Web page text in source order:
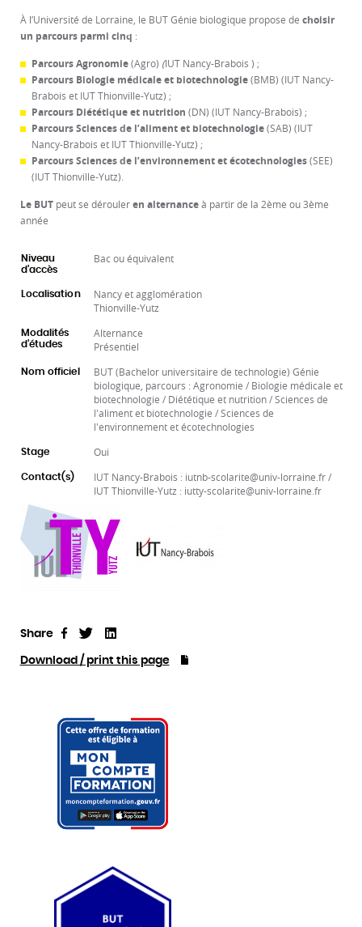
À l’Université de Lorraine, le BUT Génie biologique propose de choisir
un parcours parmi cinq :
Parcours Agronomie(Agro) (IUT Nancy-Brabois ) ;
Parcours Biologie médicale et biotechnologie(BMB) (IUT Nancy-
Brabois et IUT Thionville-Yutz) ;
Parcours Diététique et nutrition (DN) (IUT Nancy-Brabois) ;
Parcours Sciences de l’aliment et biotechnologie(SAB) (IUT
Nancy-Brabois et IUT Thionville-Yutz) ;
Parcours Sciences de l’environnement et écotechnologies(SEE)
(IUT Thionville-Yutz).
Le BUT peut se dérouleren alternanceà partir de la 2ème ou 3ème
année
Niveau
d'accès
Bac ou équivalent
Localisation
Nancy et agglomération
Thionville-Yutz
Modalités
d'études
Alternance
Présentiel
Nom officiel
BUT (Bachelor universitaire de technologie) Génie
biologique, parcours : Agronomie / Biologie médicale et
biotechnologie / Diététique et nutrition / Sciences de
l'aliment et biotechnologie / Sciences de
l'environnement et écotechnologies
Stage Oui
Contact(s)
IUT Nancy-Brabois : iutnb-scolarite@univ-lorraine.fr /
IUT Thionville-Yutz : iutty-scolarite@univ-lorraine.fr
Share ShareTweet
Download / print this page